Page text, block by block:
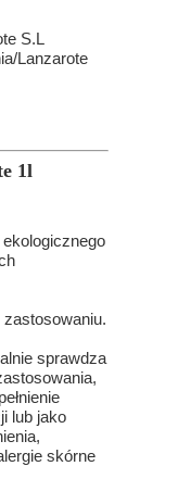
1l
sprawdza
lub jako
skórne
S.L
Lanzarote